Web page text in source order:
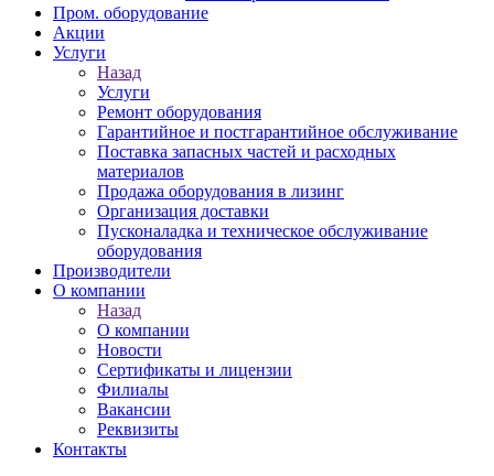
Пром. оборудование
Акции
Услуги
Назад
Услуги
Ремонт оборудования
Гарантийное и постгарантийное обслуживание
Поставка запасных частей и расходных
материалов
Продажа оборудования в лизинг
Организация доставки
Пусконаладка и техническое обслуживание
оборудования
Производители
О компании
Назад
О компании
Новости
Сертификаты и лицензии
Филиалы
Вакансии
Реквизиты
Контакты